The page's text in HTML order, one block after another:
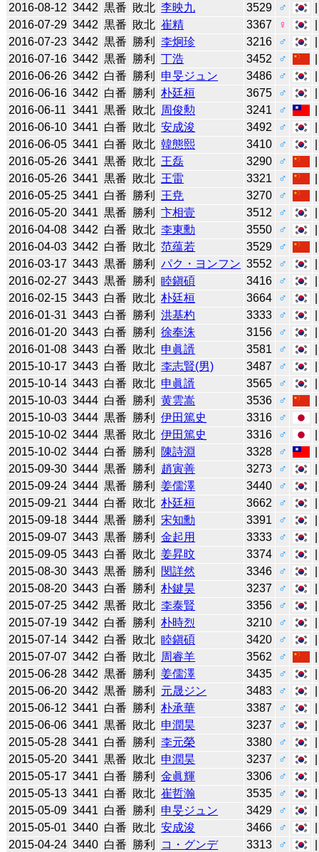
2016-08-12 3442 黒番 敗北 李映九 3529 ♂
2016-07-29 3442 黒番 敗北 崔精 3367 ♀
2016-07-23 3442 黒番 勝利 李炯珍 3216 ♂
2016-07-16 3442 黒番 勝利 丁浩 3452 ♂
2016-06-26 3442 白番 勝利 申旻ジュン 3486 ♂
2016-06-16 3442 白番 勝利 朴廷桓 3675 ♂
2016-06-11 3441 黒番 敗北 周俊勲 3241 ♂
2016-06-10 3441 白番 敗北 安成浚 3492 ♂
2016-06-05 3441 白番 敗北 韓態熙 3410 ♂
2016-05-26 3441 黒番 敗北 王磊 3290 ♂
2016-05-26 3441 黒番 敗北 王雷 3321 ♂
2016-05-25 3441 白番 勝利 王尭 3270 ♂
2016-05-20 3441 黒番 勝利 卞相壹 3512 ♂
2016-04-08 3442 白番 敗北 李東勳 3550 ♂
2016-04-03 3442 白番 敗北 范蕴若 3529 ♂
2016-03-17 3443 黒番 勝利 パク・ヨンフン 3552 ♂
2016-02-27 3443 黒番 勝利 睦鎭碩 3416 ♂
2016-02-15 3443 白番 敗北 朴廷桓 3664 ♂
2016-01-31 3443 白番 勝利 洪基杓 3333 ♂
2016-01-20 3443 白番 勝利 徐奉洙 3156 ♂
2016-01-08 3443 白番 敗北 申眞諝 3581 ♂
2015-10-17 3443 白番 敗北 李志賢(男) 3487 ♂
2015-10-14 3443 白番 敗北 申眞諝 3565 ♂
2015-10-03 3444 白番 勝利 黄雲嵩 3536 ♂
2015-10-03 3444 黒番 勝利 伊田篤史 3316 ♂
2015-10-02 3444 黒番 敗北 伊田篤史 3316 ♂
2015-10-02 3444 白番 勝利 陳詩淵 3328 ♂
2015-09-30 3444 黒番 勝利 趙寅善 3273 ♂
2015-09-24 3444 黒番 勝利 姜儒澤 3440 ♂
2015-09-21 3444 白番 敗北 朴廷桓 3662 ♂
2015-09-18 3444 黒番 勝利 宋知勳 3391 ♂
2015-09-07 3443 黒番 勝利 金起用 3333 ♂
2015-09-05 3443 白番 敗北 姜昇旼 3374 ♂
2015-08-30 3443 黒番 勝利 閔詳然 3346 ♂
2015-08-20 3443 白番 勝利 朴鍵昊 3237 ♂
2015-07-25 3442 黒番 敗北 李泰賢 3356 ♂
2015-07-19 3442 白番 勝利 朴時烈 3210 ♂
2015-07-14 3442 白番 敗北 睦鎭碩 3420 ♂
2015-07-07 3442 白番 敗北 周睿羊 3562 ♂
2015-06-28 3442 黒番 勝利 姜儒澤 3435 ♂
2015-06-20 3442 黒番 勝利 元晟ジン 3483 ♂
2015-06-12 3441 白番 勝利 朴承華 3387 ♂
2015-06-06 3441 黒番 敗北 申潤昊 3237 ♂
2015-05-28 3441 白番 勝利 李元榮 3380 ♂
2015-05-20 3441 黒番 敗北 申潤昊 3237 ♂
2015-05-17 3441 白番 勝利 金眞輝 3306 ♂
2015-05-13 3441 白番 敗北 崔哲瀚 3535 ♂
2015-05-09 3441 白番 勝利 申旻ジュン 3429 ♂
2015-05-01 3440 白番 敗北 安成浚 3466 ♂
2015-04-24 3440 白番 勝利 コ・グンデ 3313 ♂